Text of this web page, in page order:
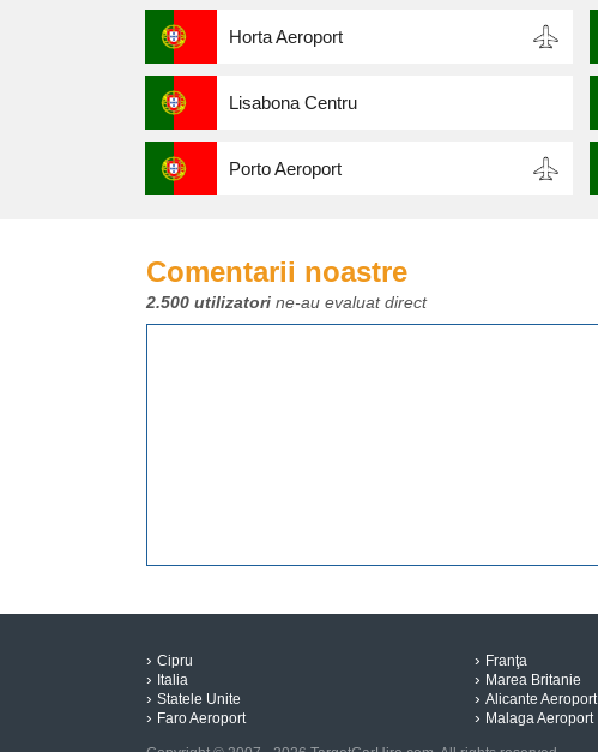
Horta Aeroport
Lisabona Centru
Porto Aeroport
Comentarii noastre
2.500 utilizatori ne-au evaluat direct
Cipru Franţa
Italia
Marea Britanie
Statele Unite
Alicante Aeroport
Faro Aeroport
Malaga Aeroport